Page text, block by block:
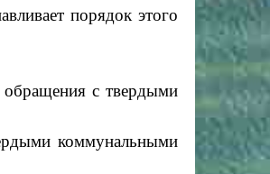
порядок этого
с твердыми
коммунальными